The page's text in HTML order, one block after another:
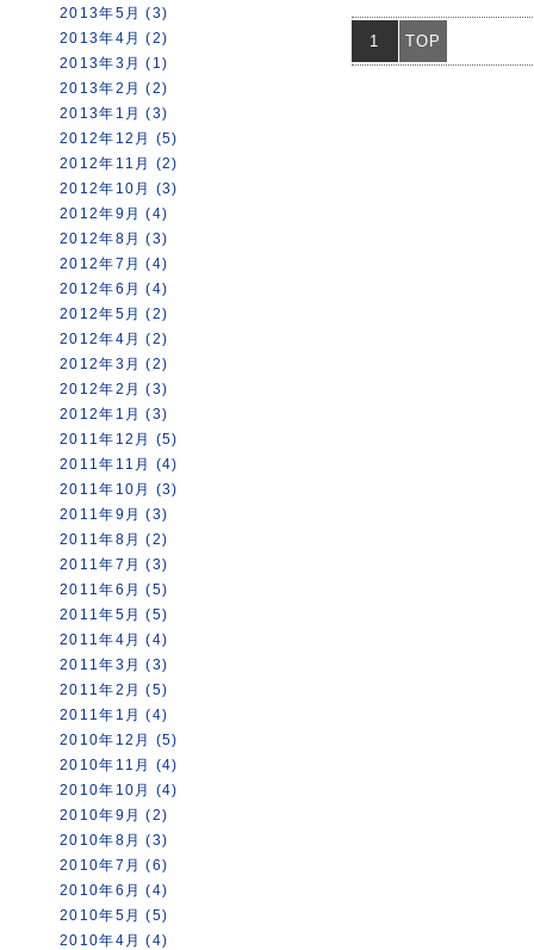
2013年5月 (3)
2013年4月 (2)
2013年3月 (1)
2013年2月 (2)
2013年1月 (3)
2012年12月 (5)
2012年11月 (2)
2012年10月 (3)
2012年9月 (4)
2012年8月 (3)
2012年7月 (4)
2012年6月 (4)
2012年5月 (2)
2012年4月 (2)
2012年3月 (2)
2012年2月 (3)
2012年1月 (3)
2011年12月 (5)
2011年11月 (4)
2011年10月 (3)
2011年9月 (3)
2011年8月 (2)
2011年7月 (3)
2011年6月 (5)
2011年5月 (5)
2011年4月 (4)
2011年3月 (3)
2011年2月 (5)
2011年1月 (4)
2010年12月 (5)
2010年11月 (4)
2010年10月 (4)
2010年9月 (2)
2010年8月 (3)
2010年7月 (6)
2010年6月 (4)
2010年5月 (5)
2010年4月 (4)
1 TOP